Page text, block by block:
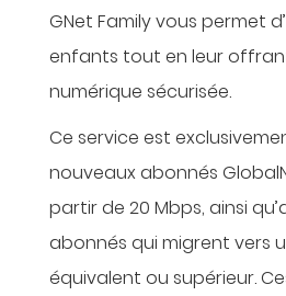
GNet Family vous permet
enfants tout en leur
numérique sécurisée.
Ce service est
nouveaux abonnés
partir de 20 Mbps, ainsi
abonnés qui migrent vers
équivalent ou supérieur.